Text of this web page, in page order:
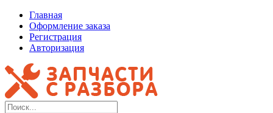
Главная
Оформление заказа
Регистрация
Авторизация